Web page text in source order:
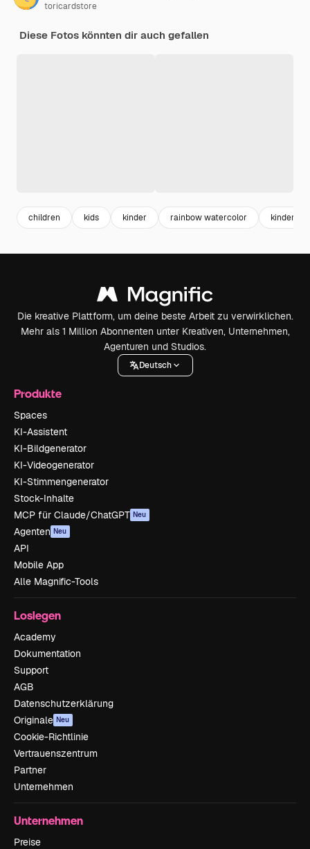
toricardstore
Diese Fotos könnten dir auch gefallen
children kids kinder rainbow watercolor kinder
Die kreative Plattform, um deine beste Arbeit zu verwirklichen.
Mehr als 1 Million Abonnenten unter Kreativen, Unternehmen,
Agenturen und Studios.
Deutsch
Produkte
Spaces
KI-Assistent
KI-Bildgenerator
KI-Videogenerator
KI-Stimmengenerator
Stock-Inhalte
MCP für Claude/ChatGPT Neu
Agenten Neu
API
Mobile App
Alle Magnific-Tools
Loslegen
Academy
Dokumentation
Support
AGB
Datenschutzerklärung
Originale Neu
Cookie-Richtlinie
Vertrauenszentrum
Partner
Unternehmen
Unternehmen
Preise